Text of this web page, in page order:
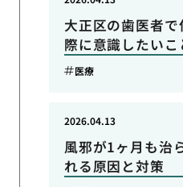
大正区の歯医者
際に意識したいこ
医療
風邪が1ヶ月も治
れる原因と対策
2026.04.13